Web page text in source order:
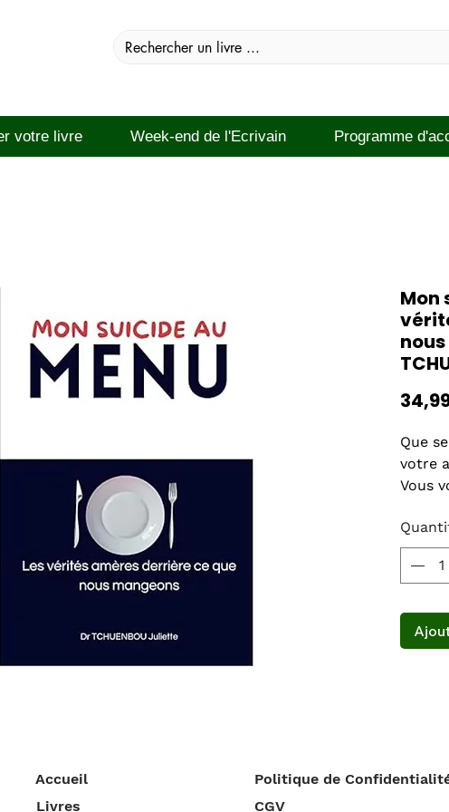
votre livre Week-end de l'Ecrivain Programme
Mon
Que
votre
Vous
une
repas
baisse
Accueil
Livres
Politique de
CGV